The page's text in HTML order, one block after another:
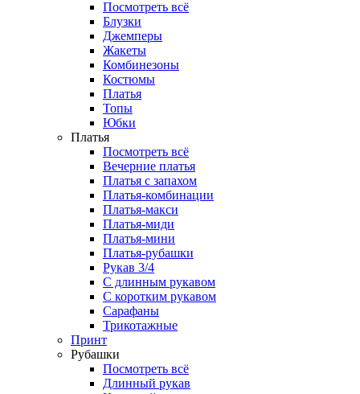
Посмотреть всё
Блузки
Джемперы
Жакеты
Комбинезоны
Костюмы
Платья
Топы
Юбки
Платья
Посмотреть всё
Вечерние платья
Платья с запахом
Платья-комбинации
Платья-макси
Платья-миди
Платья-мини
Платья-рубашки
Рукав 3/4
С длинным рукавом
С коротким рукавом
Сарафаны
Трикотажные
Принт
Рубашки
Посмотреть всё
Длинный рукав